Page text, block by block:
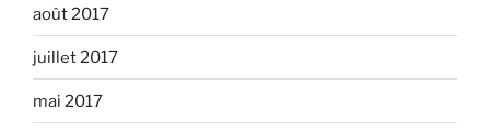
août 2017
juillet 2017
mai 2017